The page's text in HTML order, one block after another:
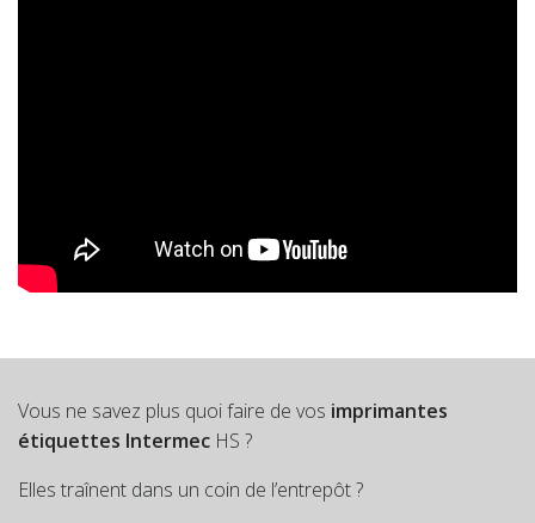
Vous ne savez plus quoi faire de vos imprimantes
étiquettes Intermec HS ?
Elles traînent dans un coin de l’entrepôt ?